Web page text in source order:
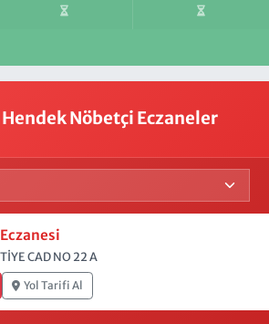
Nöbetçi Eczaneler
CAD NO 22 A
Yol Tarifi Al